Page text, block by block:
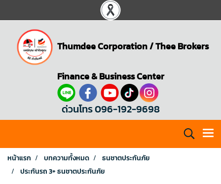
Thumdee Corporation/Thee Brokers
Finance & Business Center
ด่วนโทร 096-192-9698
หน้าแรก บทความทั้งหมด
ธนชาตประกันภัย
ประกันรถ 3+ ธนชาตประกันภัย